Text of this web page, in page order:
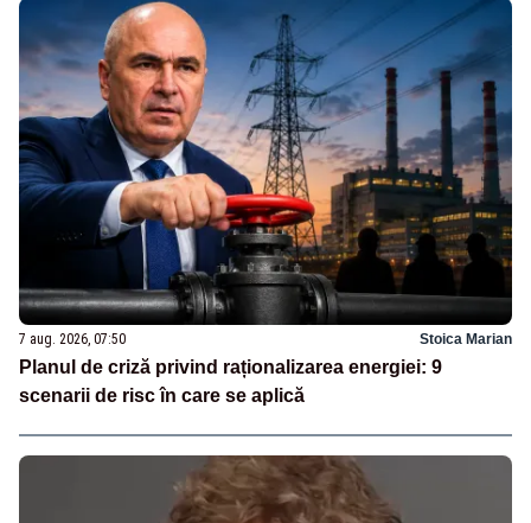
7 aug. 2026, 07:50 Stoica Marian
Planul de criză privind raționalizarea energiei: 9
scenarii de risc în care se aplică